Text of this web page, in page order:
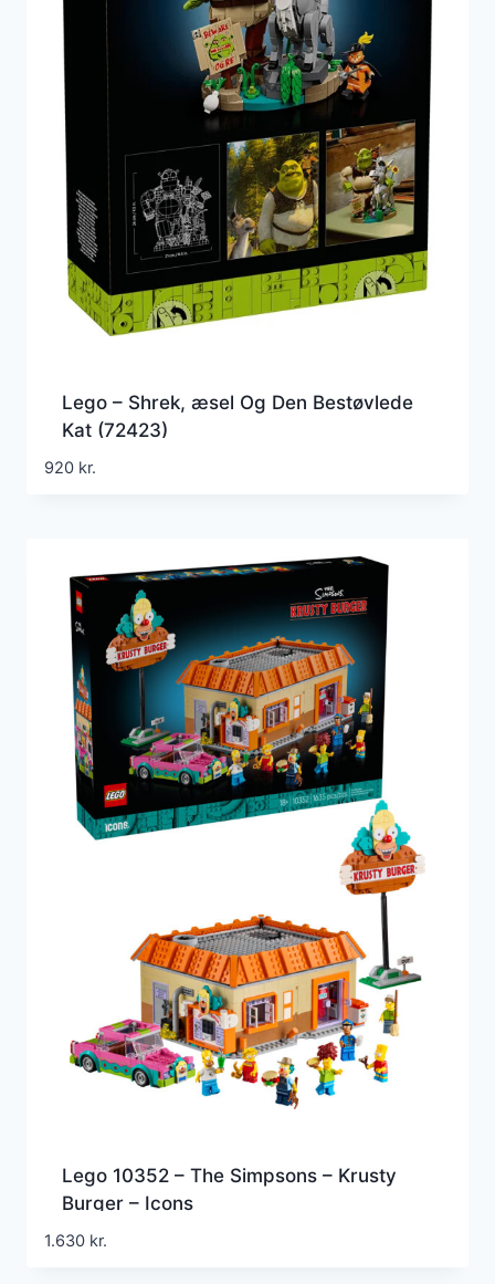
Lego – Shrek, æsel Og Den Bestøvlede
Kat (72423)
920 kr.
Lego 10352 – The Simpsons – Krusty
Burger – Icons
1.630 kr.